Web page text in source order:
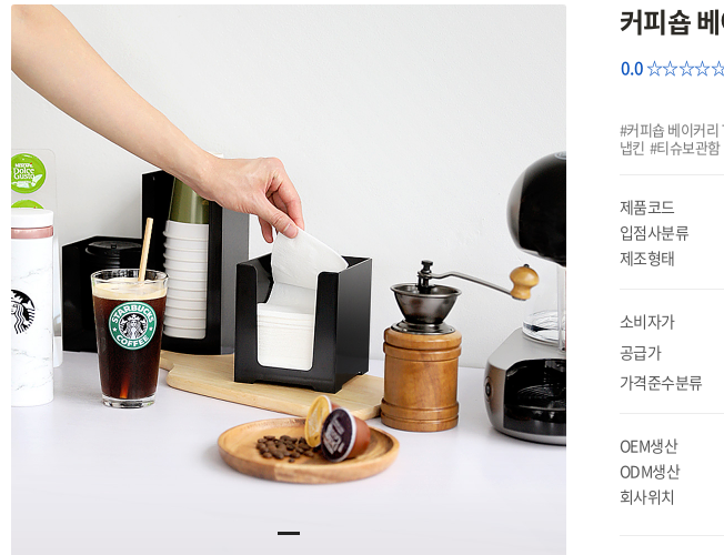
커피숍
0.0
커피숍 베이커
냅킨 티슈보관함
제품코드
입점사분류
제조형태
소비자가
공급가
가격준수분류
OEM생산
ODM생산
회사위치